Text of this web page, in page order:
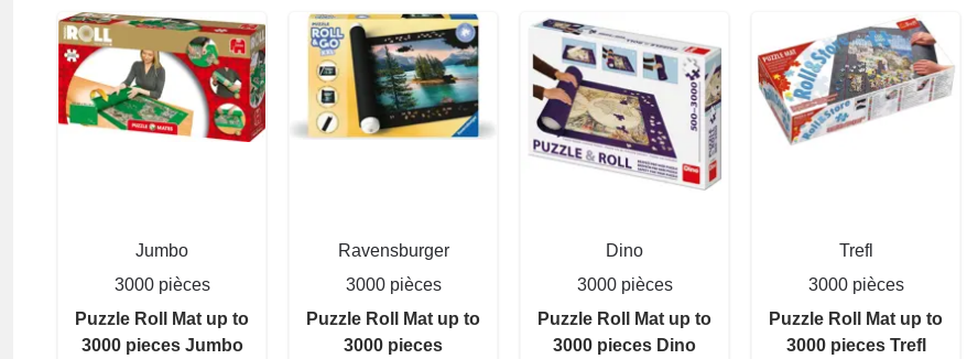
Jumbo
3000 pièces
Puzzle Roll Mat up to
3000 pieces Jumbo
Ravensburger
3000 pièces
Puzzle Roll Mat up to
3000 pieces
Dino
3000 pièces
Puzzle Roll Mat up to
3000 pieces Dino
Trefl
3000 pièces
Puzzle Roll Mat up to
3000 pieces Trefl